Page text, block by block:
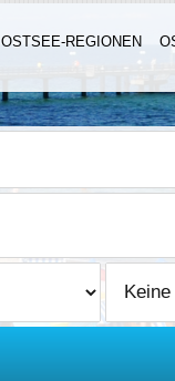
OSTSEE-REGIONEN